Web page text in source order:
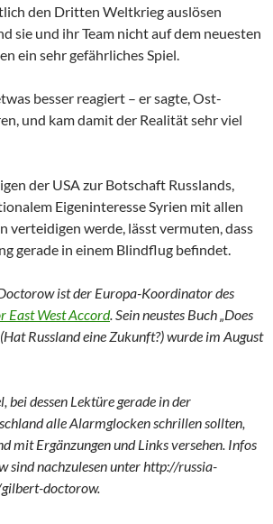
den Dritten Weltkrieg auslösen
sie und ihr Team nicht auf dem neuesten
ein sehr gefährliches Spiel.
besser reagiert – er sagte, Ost-
und kam damit der Realität sehr viel
der USA zur Botschaft Russlands,
Eigeninteresse Syrien mit allen
verteidigen werde, lässt vermuten, dass
gerade in einem Blindflug befindet.
ist der Europa-Koordinator des
East West Accord. Sein neustes Buch „Does
Russland eine Zukunft?) wurde im August
bei dessen Lektüre gerade in der
alle Alarmglocken schrillen sollten,
mit Ergänzungen und Links versehen. Infos
sind nachzulesen unter http://russia-
doctorow.